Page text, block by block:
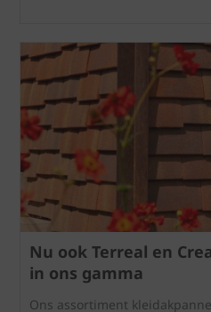
Nu ook Terreal en
in ons gamma
Ons assortiment